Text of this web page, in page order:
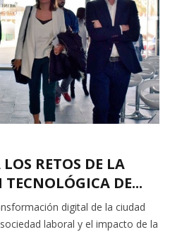
RETOS DE LA
DE...
digital de la ciudad
laboral y el impacto de la